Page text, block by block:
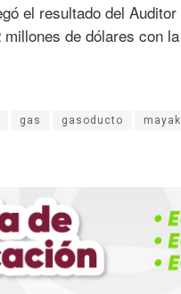
el resultado del
de dólares con
gas gasoducto